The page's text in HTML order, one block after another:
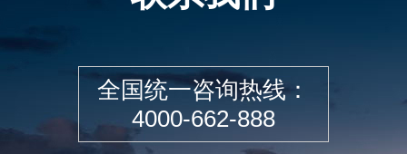
全国统一咨询热线：
4000-662-888